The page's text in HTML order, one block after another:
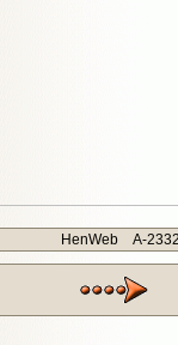
HenWeb A-